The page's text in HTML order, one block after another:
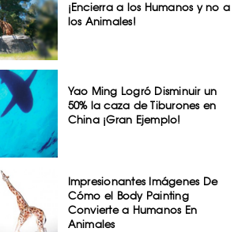
¡Encierra a los Humanos y no a
los Animales!
Yao Ming Logró Disminuir un
50% la caza de Tiburones en
China ¡Gran Ejemplo!
Impresionantes Imágenes De
Cómo el Body Painting
Convierte a Humanos En
Animales